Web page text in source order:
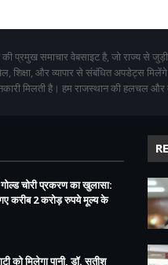
प्रमुख समाचार वेबसाइट है, जो राज्य से
शिक्षा, और व्यापार से संबंधित अपडेट्स
मिलती है। हम राजस्थान की हलचल
चोरी प्रकरण का खुलासा:
करीब 2 करोड़ रुपये मूल्य के
को मिलेगा पानी, डॉ. सतीश